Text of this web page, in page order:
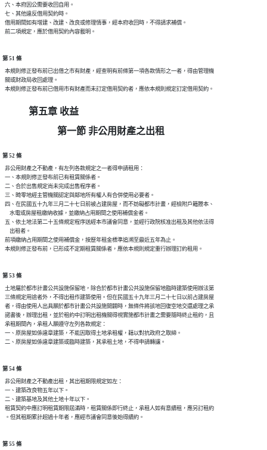
  六、本府因公需要收回自用。
  七、其他違反借用契約時。
  借用期間如有增建、改建、改良或修理情事，經本府收回時，不得請求補償。
第 51 條
  本規則修正發布前已出借之市有財產，經查明有前條第一項各款情形之一者，得由管理機
  關或財政局收回處理。
第五章 收益
第一節 非公用財產之出租
第 52 條
  非公用財產之不動產，有左列各款規定之一者得申請租用：
  一、本規則修正發布前已有租賃關係者。
  二、合於出售規定尚未完成出售程序者。
  三、畸零地經主管機關認定與鄰地所有權人有合併使用必要者。
  四、在民國五十九年三月二十七日前被占建房屋，而不妨礙都市計畫，經檢附戶籍謄本、
      水電或房屋租繳納收據，並繳納占用期間之使用補償金者。
  五、依土地法第二十五條規定程序送經本市議會同意，並經行政院核准出租及其他依法得
      出租者。
  前項繳納占用期間之使用補償金，按歷年租金標準追溯至最近五年為止。
第 53 條
  土地屬於都市計畫公共設施保留地，除合於都市計畫公共設施保留地臨時建築使用辦法第
  三條規定用途者外，不得出租作建築使用。但在民國五十九年三月二十七日以前占建房屋
  者，得由使用人出具願於都市計畫公共設施開闢時，無條件將該地回復空地交還處理之承
  諾書後，辦理出租，並於租約中訂明出租機關得視實施都市計畫之需要隨時終止租約，且
  承租期間內，承租人願遵守左列各款規定：
  一、原房屋如係違章建築，不能因取得土地承租權，藉以對抗政府之取締。
第 54 條
  非公用財產之不動產出租，其出租期限規定如左：
  一、建築改良物五年以下。
  二、建築基地及其他土地十年以下。
  租賃契約中應訂明租賃期限屆滿時，租賃關係即行終止，承租人如有意續租，應另訂租約
第 55 條